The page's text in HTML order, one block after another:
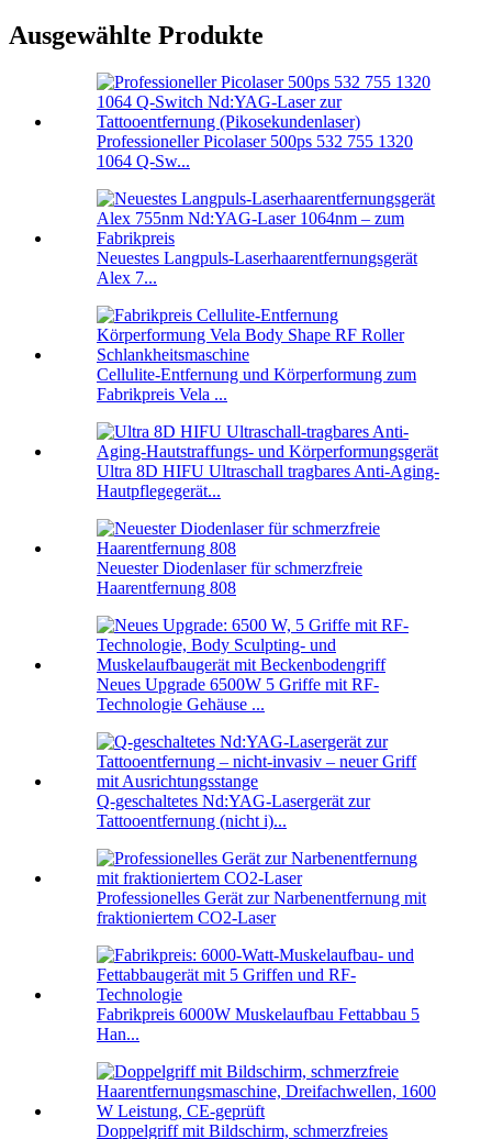
Ausgewählte Produkte
Professioneller Picolaser 500ps 532 755 1320
1064 Q-Sw...
Neuestes Langpuls-Laserhaarentfernungsgerät
Alex 7...
Cellulite-Entfernung und Körperformung zum
Fabrikpreis Vela ...
Ultra 8D HIFU Ultraschall tragbares Anti-Aging-
Hautpflegegerät...
Neuester Diodenlaser für schmerzfreie
Haarentfernung 808
Neues Upgrade 6500W 5 Griffe mit RF-
Technologie Gehäuse ...
Q-geschaltetes Nd:YAG-Lasergerät zur
Tattooentfernung (nicht i)...
Professionelles Gerät zur Narbenentfernung mit
fraktioniertem CO2-Laser
Fabrikpreis 6000W Muskelaufbau Fettabbau 5
Han...
Doppelgriff mit Bildschirm, schmerzfreies